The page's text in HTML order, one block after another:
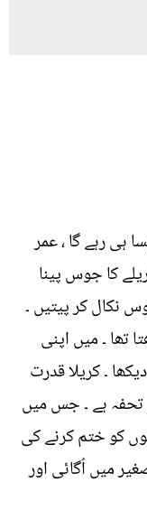
ہی رہے گا ، عمر
کا جوس پینا
نکال کر پیتیں ۔
تھا ۔ میں اپنی
۔ کریلا قدرت
ہے ۔ جس میں
کو ختم کرنے کی
میں اُگائی اور